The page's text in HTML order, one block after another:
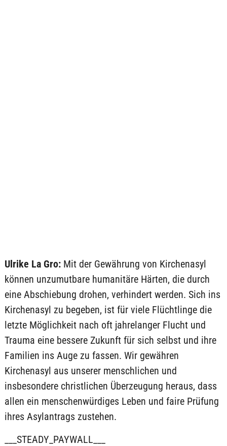
Ulrike La Gro:Mit der Gewährung von Kirchenasyl
können unzumutbare humanitäre Härten, die durch
eine Abschiebung drohen, verhindert werden. Sich ins
Kirchenasyl zu begeben, ist für viele Flüchtlinge die
letzte Möglichkeit nach oft jahrelanger Flucht und
Trauma eine bessere Zukunft für sich selbst und ihre
Familien ins Auge zu fassen. Wir gewähren
Kirchenasyl aus unserer menschlichen und
insbesondere christlichen Überzeugung heraus, dass
allen ein menschenwürdiges Leben und faire Prüfung
ihres Asylantrags zustehen.
___STEADY_PAYWALL___